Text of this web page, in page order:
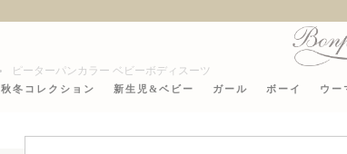
新作のお洋服を55,000円(税込)以上ご購
秋冬コレクション 新生児&ベビー ガール ボーイ ウー
ピーターパンカラー ベビーボディスーツ